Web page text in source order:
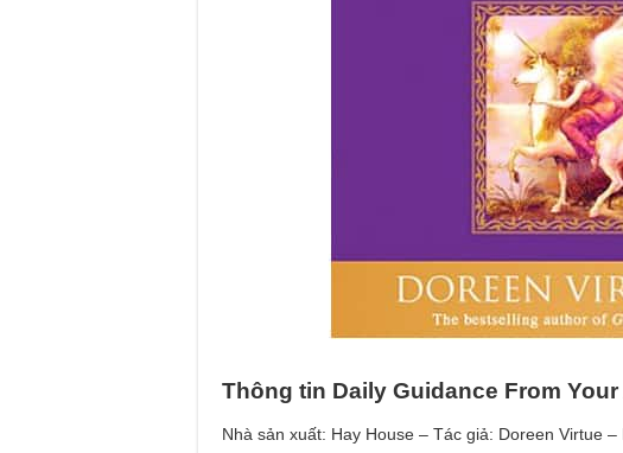
Thông tin Daily Guidance From
Nhà sản xuất: Hay House – Tác giả: Doreen Virtue